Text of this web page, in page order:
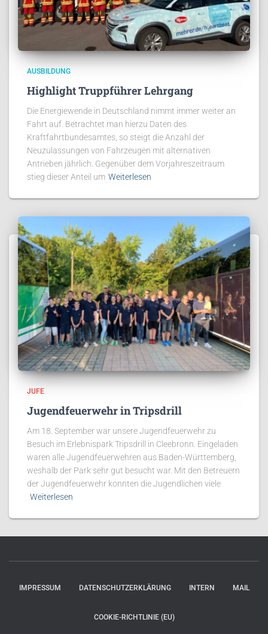
AUSBILDUNG
Highlight Truppführer Lehrgang
Die Energiewende in Deutschland nimmt immer weiter an
Fahrt auf. Betrachtet man hierzu Daten des
Kraftfahrtbundesamtes, so steigt die Anzahl der
Neuzulassungen von Fahrzeugen mit alternativen
Antrieben jährlich. Gegenüber dem Vorjahreszeitraum
stieg dieser Anteil um Weiterlesen
JUFE
Jugendfeuerwehr in Tripsdrill
Am 18. September war unsere Jugendfeuerwehr zu
Besuch im Erlebnispark Tripsdrill in Cleebronn. Eingeladen
waren alle Jugendfeuerwehren aus Baden-Württemberg,
weshalb der Park sehr gut besucht war. Mit den Betreuern
der Jugendfeuerwehr konnten die Jugendlichen viele
Weiterlesen
IMPRESSUM DATENSCHUTZERKLÄRUNG INTERN MAIL
COOKIE-RICHTLINIE (EU)